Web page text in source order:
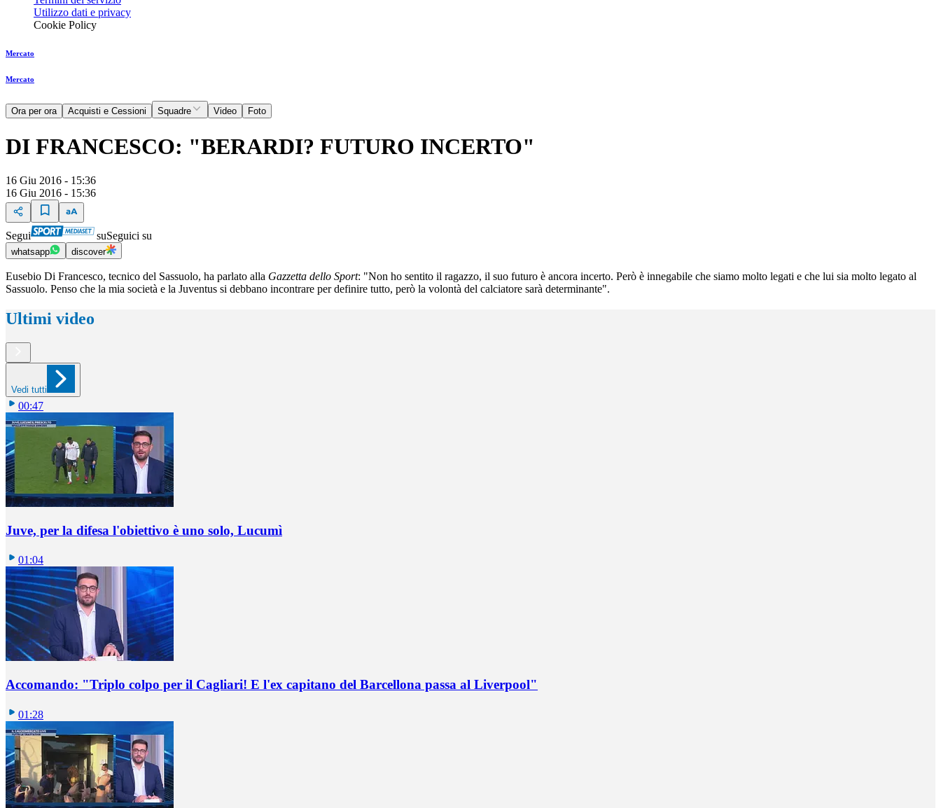
Utilizzo dati e privacy
Cookie Policy
Mercato
Mercato
Ora per ora Acquisti e Cessioni Squadre Video Foto
DI FRANCESCO: "BERARDI? FUTURO INCERTO"
16 Giu 2016 - 15:36
16 Giu 2016 - 15:36
Segui suSeguici su
whatsapp discover
Eusebio Di Francesco, tecnico del Sassuolo, ha parlato alla Gazzetta dello Sport: "Non ho sentito il ragazzo, il suo futuro è ancora incerto. Però è innegabile che siamo molto legati e che lui sia molto legato al
Sassuolo. Penso che la mia società e la Juventus si debbano incontrare per definire tutto, però la volontà del calciatore sarà determinante".
Ultimi video
Vedi tutti
00:47
Juve, per la difesa l'obiettivo è uno solo, Lucumì
01:04
Accomando: "Triplo colpo per il Cagliari! E l'ex capitano del Barcellona passa al Liverpool"
01:28